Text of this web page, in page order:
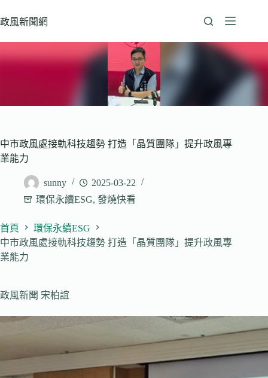
至
政風新聞網
中市政風處接軌科技趨勢 打造「晶質團隊」提升政風專
業能力
sunny
2025-03-22
環保永續ESG, 發燒快看
首頁
環保永續ESG
中市政風處接軌科技趨勢 打造「晶質團隊」提升政風專
業能力
政風新聞 宋柏誼